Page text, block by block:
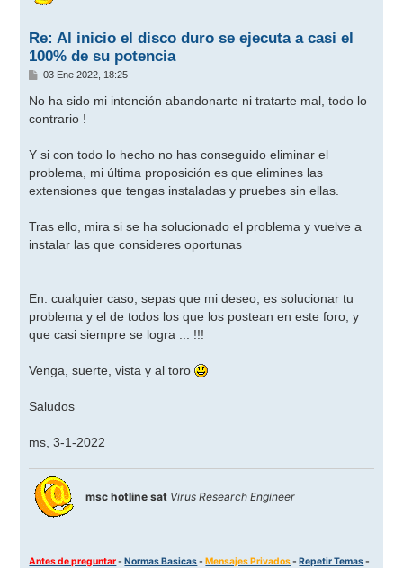
Re: Al inicio el disco duro se ejecuta a casi el
100% de su potencia
M
n
s
a
03 Ene 2022, 18:25
No ha sido mi intención abandonarte ni tratarte mal, todo lo
contrario !
Y si con todo lo hecho no has conseguido eliminar el
problema, mi última proposición es que elimines las
extensiones que tengas instaladas y pruebes sin ellas.
Tras ello, mira si se ha solucionado el problema y vuelve a
instalar las que consideres oportunas
En. cualquier caso, sepas que mi deseo, es solucionar tu
problema y el de todos los que los postean en este foro, y
que casi siempre se logra ... !!!
Venga, suerte, vista y al toro
Saludos
ms, 3-1-2022
msc hotline sat Virus Research Engineer
Antes de preguntar-Normas Basicas-Mensajes Privados-Repetir Temas-